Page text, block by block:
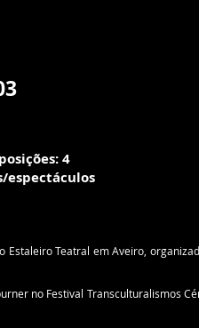
4
espectáculos
Teatral em Aveiro,
no Festival Transculturalismos